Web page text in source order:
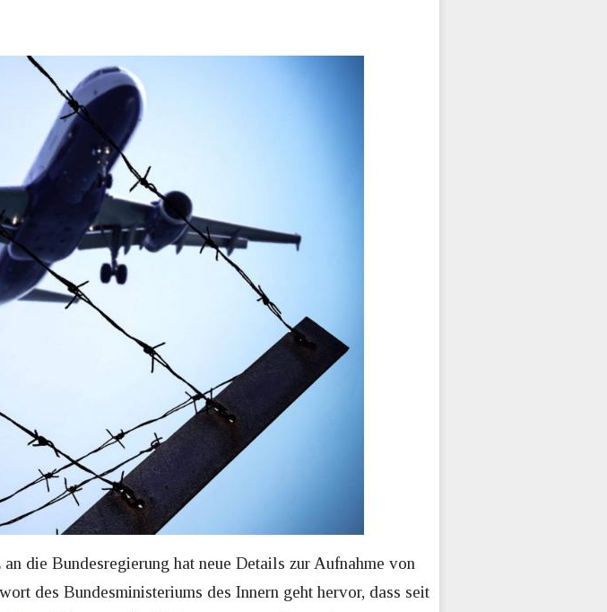
die Bundesregierung hat neue Details zur Aufnahme von
des Bundesministeriums des Innern geht hervor, dass seit